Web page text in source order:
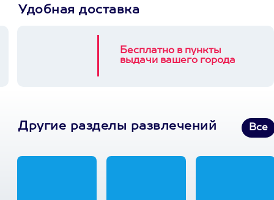
Удобная доставка
Бесплатно в пункты
выдачи вашего города
Другие разделы развлечений Все